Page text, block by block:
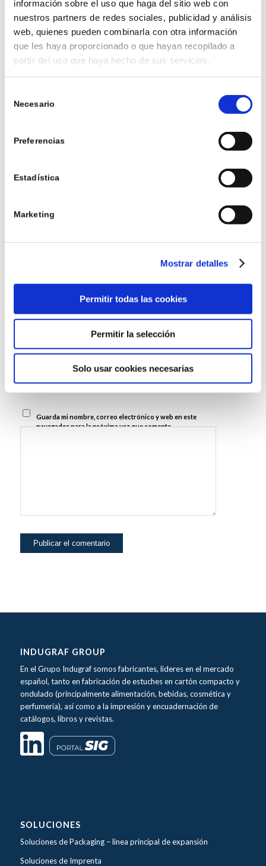
información sobre el uso que haga del sitio web con
nuestros partners de redes sociales, publicidad y análisis
web, quienes pueden combinarla con otra información
que les haya proporcionado o que hayan recopilado a
partir del uso que haya hecho de sus servicios.
Necesario
Preferencias
Estadística
Marketing
Mostrar detalles
Permitir todas las cookies
Permitir la selección
Solo usar cookies necesarias
Dejar un comentario
Nombre
Correo
electrónico*
Guarda mi nombre, correo electrónico y web en este
navegador para la próxima vez que comente.
INDUGRAF GROUP
En el Grupo Indugraf somos fabricantes, lideres en el mercado
español, tanto en fabricación de estuches en cartón compacto y
ondulado (principalmente alimentación, bebidas, cosmética y
perfumería), así como a la impresión y encuadernación de
catálogos, libros y revistas.
SOLUCIONES
Soluciones de Packaging –linea principal de expansión
Soluciones de Imprenta